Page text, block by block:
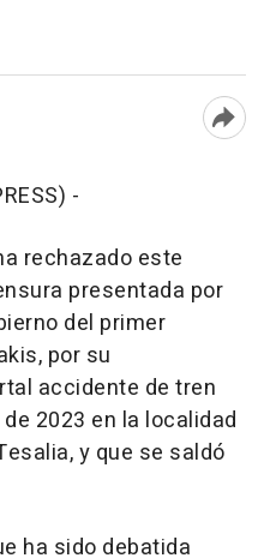
-
rechazado este
presentada por
del primer
por su
accidente de tren
2023 en la localidad
y que se saldó
ha sido debatida